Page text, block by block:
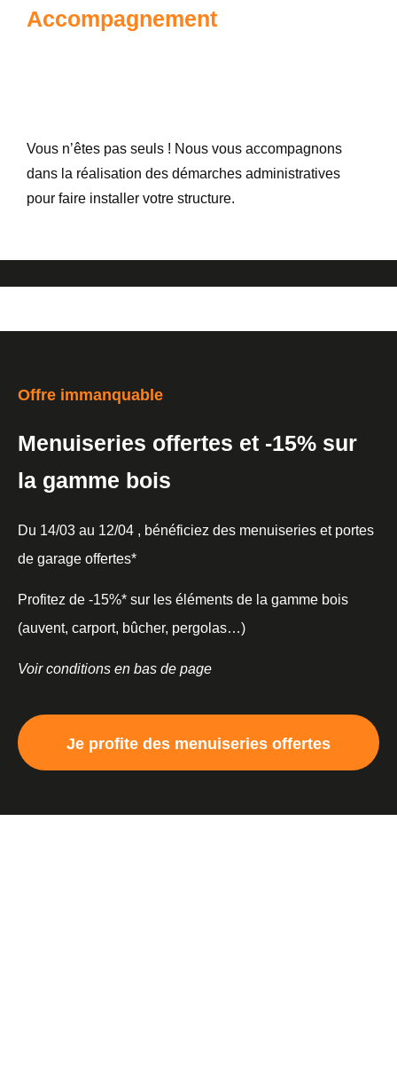
Accompagnement
Vous n’êtes pas seuls ! Nous vous accompagnons
dans la réalisation des démarches administratives
pour faire installer votre structure.
Offre immanquable
Menuiseries offertes et -15% sur
la gamme bois
Du 14/03 au 12/04 , bénéficiez des menuiseries et portes
de garage offertes*
Profitez de -15%* sur les éléments de la gamme bois
(auvent, carport, bûcher, pergolas…)
Voir conditions en bas de page
Je profite des menuiseries offertes